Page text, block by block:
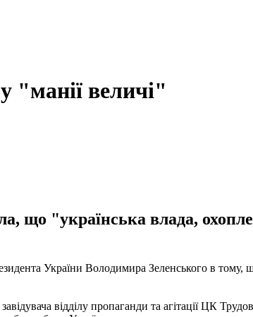
"манії величі"
що "українська влада,
України Володимира Зеленського в тому, що
відділу пропаганди та агітації ЦК